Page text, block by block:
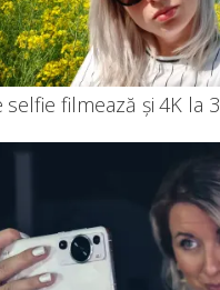
selfie filmează și 4K la